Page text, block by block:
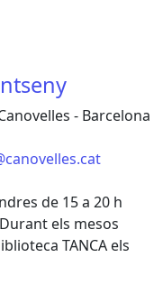
- Barcelona
de 15 a 20 h
els mesos
TANCA els